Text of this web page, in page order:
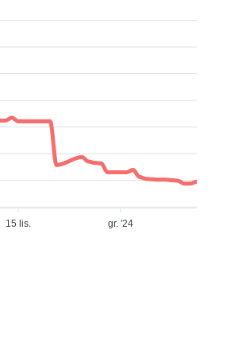
15 lis. gr. '24